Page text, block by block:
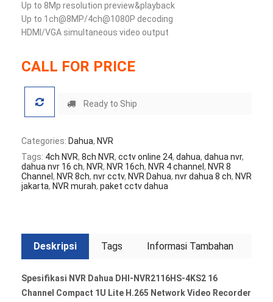
Up to 8Mp resolution preview&playback
Up to 1ch@8MP/4ch@1080P decoding
HDMI/VGA simultaneous video output
CALL FOR PRICE
Ready to Ship
Categories: Dahua, NVR
Tags: 4ch NVR, 8ch NVR, cctv online 24, dahua, dahua nvr,
dahua nvr 16 ch, NVR, NVR 16ch, NVR 4 channel , NVR 8
Channel , NVR 8ch, nvr cctv, NVR Dahua, nvr dahua 8 ch, NVR
jakarta, NVR murah, paket cctv dahua
Deskripsi Tags Informasi Tambahan
Spesifikasi NVR Dahua DHI-NVR2116HS-4KS2 16
Channel Compact 1U Lite H.265 Network Video Recorder